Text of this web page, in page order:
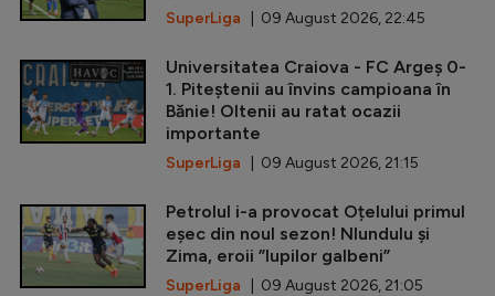
SuperLiga | 09 August 2026, 22:45
Universitatea Craiova - FC Argeș 0-
1. Piteștenii au învins campioana în
Bănie! Oltenii au ratat ocazii
importante
SuperLiga | 09 August 2026, 21:15
Petrolul i-a provocat Oțelului primul
eșec din noul sezon! Nlundulu și
Zima, eroii ”lupilor galbeni”
SuperLiga | 09 August 2026, 21:05